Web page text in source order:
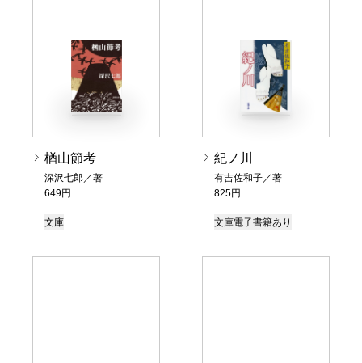
楢山節考
深沢七郎／著
649円
文庫
紀ノ川
有吉佐和子／著
825円
文庫電子書籍あり